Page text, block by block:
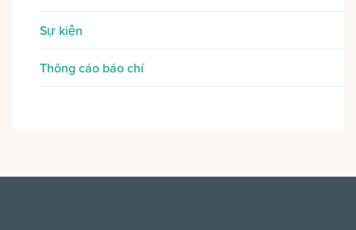
Sự kiện
Thông cáo báo chí